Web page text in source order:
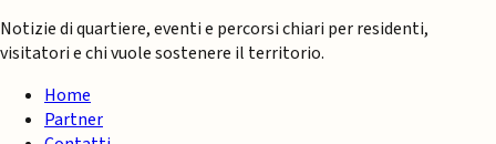
Notizie di quartiere, eventi e percorsi chiari per residenti,
visitatori e chi vuole sostenere il territorio.
Home
Partner